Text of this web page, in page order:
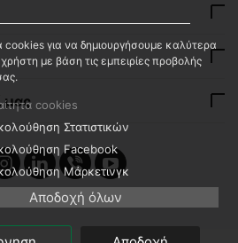
μας
cookies για να δημιουργήσουμε καλύτερα
με βάση τις εμπειρίες προβολής
cookies
Στατιστικών
Facebook
Μάρκετινγκ
Αποδοχή όλων